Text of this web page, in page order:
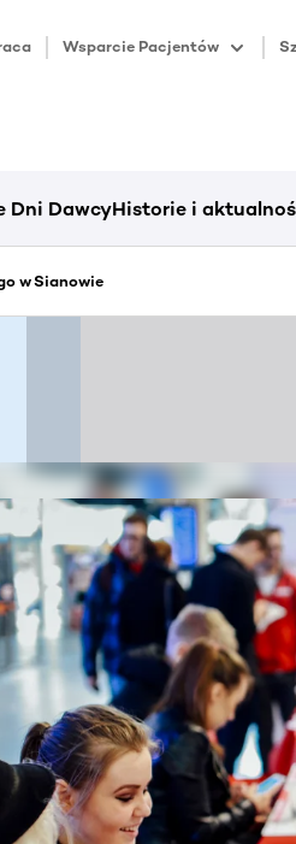
Wsparcie Pacjentów
Dni DawcyHistorie i
w Sianowie